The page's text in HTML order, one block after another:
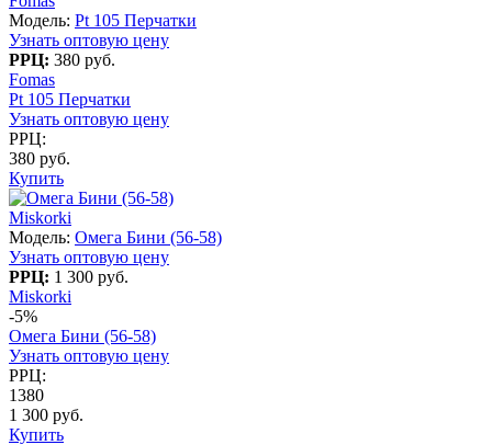
Модель: Pt 105 Перчатки
Узнать оптовую цену
РРЦ: 380 руб.
Fomas
Pt 105 Перчатки
Узнать оптовую цену
РРЦ:
380 руб.
Купить
Miskorki
Модель: Омега Бини (56-58)
Узнать оптовую цену
РРЦ: 1 300 руб.
Miskorki
-5%
Омега Бини (56-58)
Узнать оптовую цену
РРЦ:
1380
1 300 руб.
Купить